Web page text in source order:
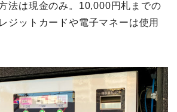
法は現金のみ。10,000円札までの
ジットカードや電子マネーは使用